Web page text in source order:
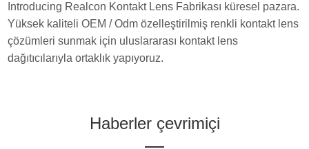
Introducing Realcon Kontakt Lens Fabrikası küresel pazara.
Yüksek kaliteli OEM / Odm özelleştirilmiş renkli kontakt lens
çözümleri sunmak için uluslararası kontakt lens
dağıtıcılarıyla ortaklık yapıyoruz.
Haberler çevrimiçi